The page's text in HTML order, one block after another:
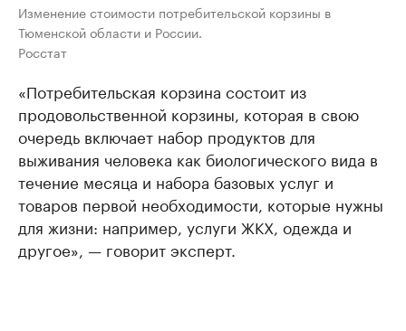
Изменение стоимости потребительской корзины в
Тюменской области и России.
Росстат
«Потребительская корзина состоит из
продовольственной корзины, которая в свою
очередь включает набор продуктов для
выживания человека как биологического вида в
течение месяца и набора базовых услуг и
товаров первой необходимости, которые нужны
для жизни: например, услуги ЖКХ, одежда и
другое», — говорит эксперт.